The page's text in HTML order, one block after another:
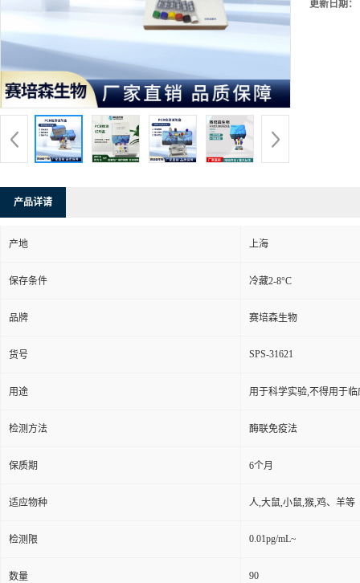
更新日期：
产品详请
产地 上海
保存条件 冷藏2-8°C
品牌 赛培森生物
货号 SPS-31621
用途 用于科学实验,不得用于临
检测方法 酶联免疫法
保质期 6个月
适应物种 人,大鼠,小鼠,猴,鸡、羊等
检测限 0.01pg/mL~
数量 90